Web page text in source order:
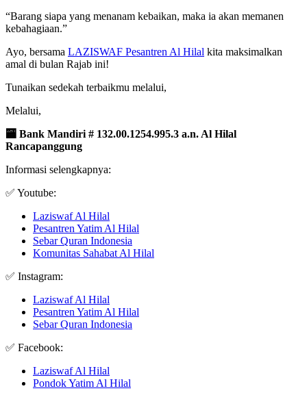
“Barang siapa yang menanam kebaikan, maka ia akan memanen
kebahagiaan.”
Ayo, bersama LAZISWAF Pesantren Al Hilal kita maksimalkan
amal di bulan Rajab ini!
Tunaikan sedekah terbaikmu melalui,
Melalui,
🏧 Bank Mandiri # 132.00.1254.995.3 a.n. Al Hilal
Rancapanggung
Informasi selengkapnya:
✅ Youtube:
Laziswaf Al Hilal
Pesantren Yatim Al Hilal
Sebar Quran Indonesia
Komunitas Sahabat Al Hilal
✅ Instagram:
Laziswaf Al Hilal
Pesantren Yatim Al Hilal
Sebar Quran Indonesia
✅ Facebook:
Laziswaf Al Hilal
Pondok Yatim Al Hilal